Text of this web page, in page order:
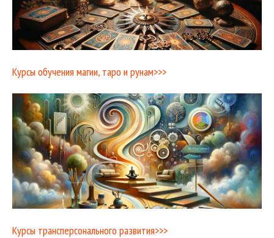
Курсы обучения магии, таро и рунам>>>
Курсы трансперсонального развития>>>